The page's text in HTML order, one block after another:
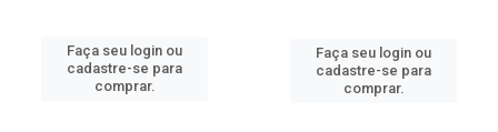
Faça seu login ou
cadastre-se para
comprar.
Faça seu login ou
cadastre-se para
comprar.